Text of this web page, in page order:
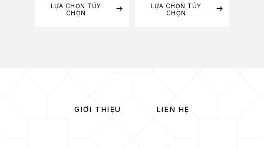
LỰA CHỌN TÙY
CHỌN
LỰA CHỌN TÙY
CHỌN
GIỚI THIỆU LIÊN HỆ